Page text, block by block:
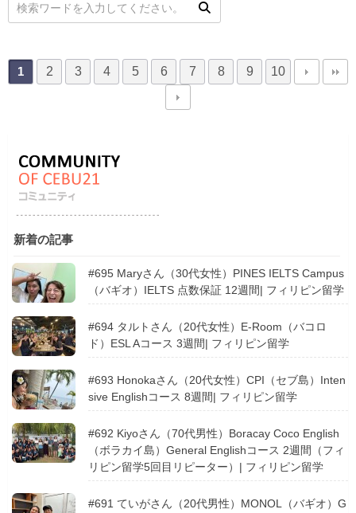
1 2 3 4 5 6 7 8 9 10
新着の記事
#695 Maryさん（30代女性）PINES IELTS Campus
（バギオ）IELTS 点数保証 12週間| フィリピン留学
#694 タルトさん（20代女性）E-Room（バコロ
ド）ESL Aコース 3週間| フィリピン留学
#693 Honokaさん（20代女性）CPI（セブ島）Inten
sive Englishコース 8週間| フィリピン留学
#692 Kiyoさん（70代男性）Boracay Coco English
（ボラカイ島）General Englishコース 2週間（フィ
リピン留学5回目リピーター）| フィリピン留学
#691 ていがさん（20代男性）MONOL（バギオ）G